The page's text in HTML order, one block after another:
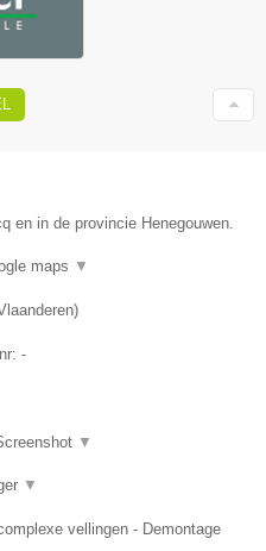
en in de provincie Henegouwen.
maps ▼
)
-
▼
▼
vellingen - Demontage